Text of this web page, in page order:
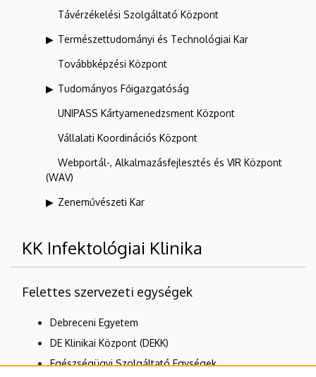
Távérzékelési Szolgáltató Központ
Természettudományi és Technológiai Kar
Továbbképzési Központ
Tudományos Főigazgatóság
UNIPASS Kártyamenedzsment Központ
Vállalati Koordinációs Központ
Webportál-, Alkalmazásfejlesztés és VIR Központ
(WAV)
Zeneművészeti Kar
KK Infektológiai Klinika
Felettes szervezeti egységek
Debreceni Egyetem
DE Klinikai Központ (DEKK)
Egészségügyi Szolgáltató Egységek